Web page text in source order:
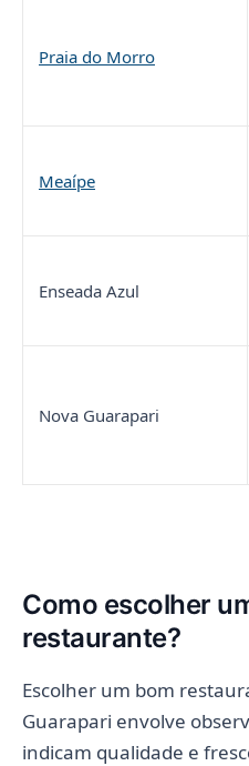
Praia do Morro
Meaípe
Enseada Azul
Nova Guarapari
Como escolher
restaurante?
Escolher um bom
Guarapari envolve
indicam qualidade e